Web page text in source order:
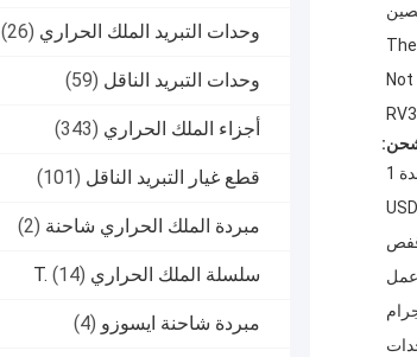
وحدات التبريد الملك الحراري Van (26)
وحدات التبريد الناقل (59)
أجزاء الملك الحراري (343)
قطع غيار التبريد الناقل (101)
مبردة الملك الحراري شاحنة (2)
سلسلة الملك الحراري T. (14)
مبردة شاحنة ايسوزو (4)
Not
1